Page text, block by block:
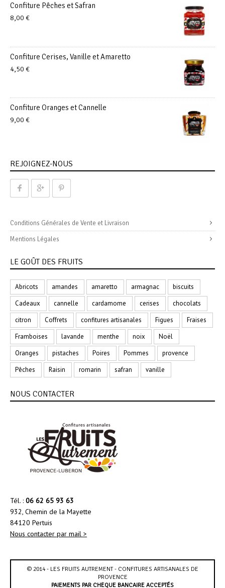
Confiture Pêches et Safran
8,00 €
Confiture Cerises, Vanille et Amaretto
4,50 €
Confiture Oranges et Cannelle
9,00 €
REJOIGNEZ-NOUS
Conditions Générales de Vente et Livraison
Mentions Légales
LE GOÛT DES FRUITS
Abricots amandes amaretto armagnac
biscuits
Cadeaux
cannelle cardamome cerises
chocolats
citron
Coffrets confitures artisanales Figues
Fraises
Framboises
lavande menthe noix
Noël
Oranges
pistaches Poires Pommes
provence
Pêches
Raisin romarin safran vanille
NOUS CONTACTER
Tél. : 06 62 65 93 63
932, Chemin de la Mayette
84120 Pertuis
Nous contacter par mail >
© 2014 - LES FRUITS AUTREMENT - CONFITURES ARTISANALES DE
PROVENCE
PAIEMENTS PAR CHÈQUE BANCAIRE ACCEPTÉS